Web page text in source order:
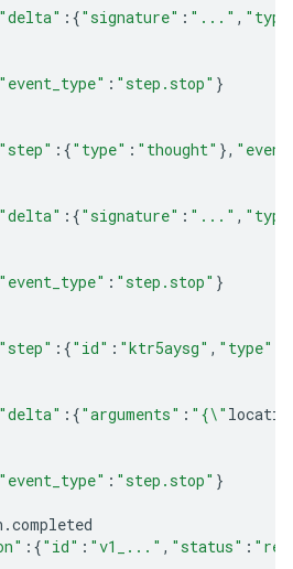
"delta" :{"signature" : "..." ,
"event_type" : "step.stop" }
"step" :{"type" : "thought" },
"delta" :{"signature" : "..." ,
"event_type" : "step.stop" }
"step" :{"id" : "ktr5aysg" , "type"
"delta" :{"arguments" : "{\"
"event_type" : "step.stop" }
.completed
:{"id" : "v1_..." , "status" :